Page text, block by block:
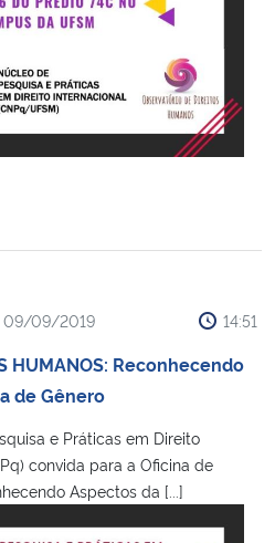
09/09/2019 14:51
HUMANOS: Reconhecendo
de Gênero
e Práticas em Direito
convida para a Oficina de
Aspectos da [...]